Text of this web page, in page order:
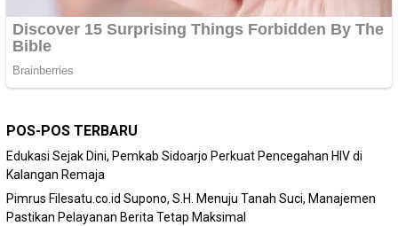
POS-POS TERBARU
Edukasi Sejak Dini, Pemkab Sidoarjo Perkuat Pencegahan HIV di
Kalangan Remaja
Pimrus Filesatu.co.id Supono, S.H. Menuju Tanah Suci, Manajemen
Pastikan Pelayanan Berita Tetap Maksimal